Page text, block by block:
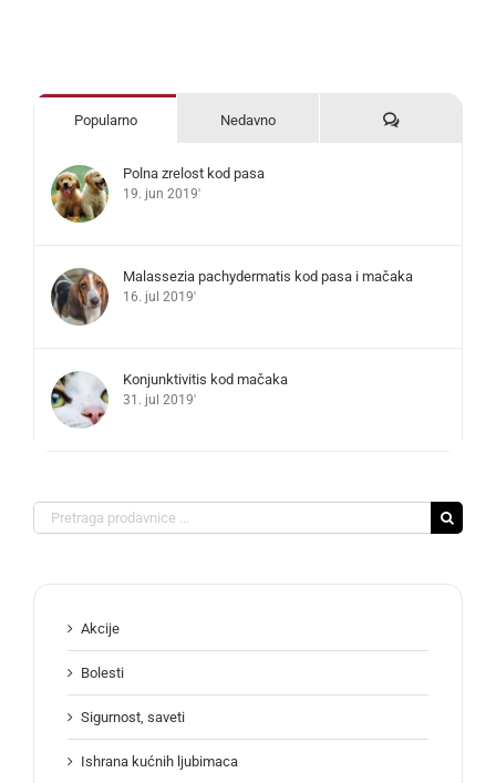
Popularno Nedavno Komentari
Polna zrelost kod pasa
19. jun 2019'
Malassezia pachydermatis kod pasa i mačaka
16. jul 2019'
Konjunktivitis kod mačaka
31. jul 2019'
Search
for:
Akcije
Bolesti
Sigurnost, saveti
Ishrana kućnih ljubimaca